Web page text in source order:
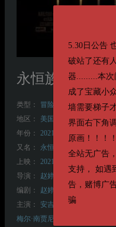
5.30日公告
破站了还有
器.........本次
成了宝藏小
墙需要梯子
界面右下角
原画！！！
全站无广告
支持， 如遇
告，赌博广
骗
永恒族 Eternals
类型： 冒险 动作 科幻
地区：
美国
英国
年份：
2021
又名：
永恒神族
The Eternals
上映：
2021-11-05(美国)
导演：
赵婷
编剧：
赵婷 帕特里克·伯利 瑞
主演：
安吉丽娜·朱莉
梅尔·南贾尼